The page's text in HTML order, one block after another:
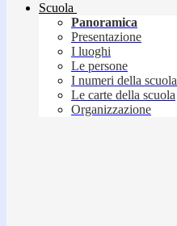
Scuola
Panoramica
Presentazione
I luoghi
Le persone
I numeri della scuola
Le carte della scuola
Organizzazione